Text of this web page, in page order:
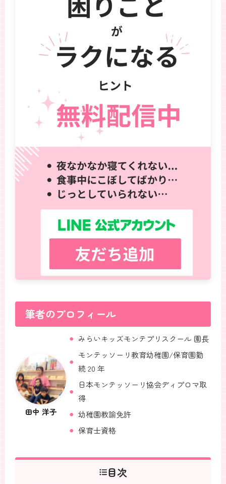
筆者のプロフィール
田中 洋子
みらいキッズモンテプリスクール 園長
モンテッソーリ教育幼稚園/保育園勤
続 20 年
日本モンテッソーリ協会ディプロマ取
得
幼稚園教諭免許
保育士資格
目次